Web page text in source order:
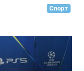
Спорт